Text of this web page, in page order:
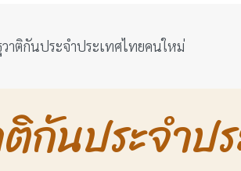
าติกันประจำประเทศไทยคนใหม่
นประจำป